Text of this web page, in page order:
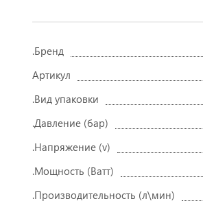
.Бренд
Артикул
.Вид упаковки
.Давление (бар)
.Напряжение (v)
.Мощность (Ватт)
.Производительность (л\мин)